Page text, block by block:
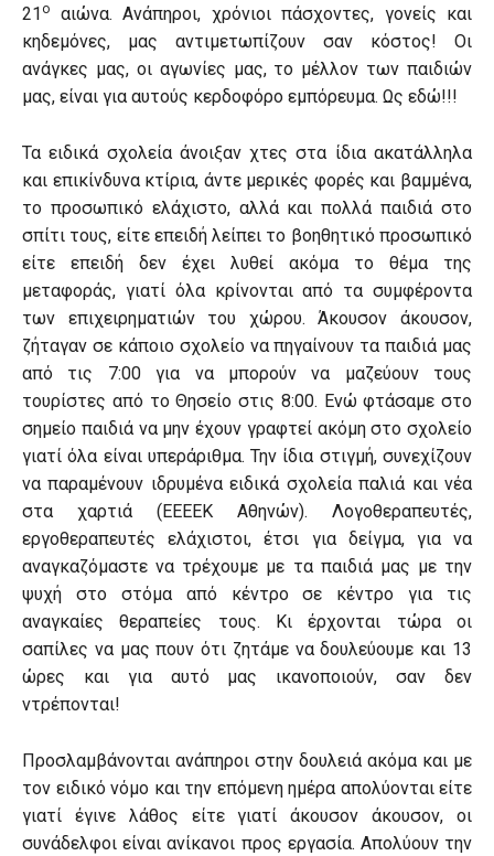
21 ο
αιώνα. Ανάπηροι, χρόνιοι πάσχοντες, γονείς και
κηδεμόνες, μας αντιμετωπίζουν σαν κόστος! Οι
ανάγκες μας, οι αγωνίες μας, το μέλλον των παιδιών
μας, είναι για αυτούς κερδοφόρο εμπόρευμα. Ως εδώ!!!
Τα ειδικά σχολεία άνοιξαν χτες στα ίδια ακατάλληλα
και επικίνδυνα κτίρια, άντε μερικές φορές και βαμμένα,
το προσωπικό ελάχιστο, αλλά και πολλά παιδιά στο
σπίτι τους, είτε επειδή λείπει το βοηθητικό προσωπικό
είτε επειδή δεν έχει λυθεί ακόμα το θέμα της
μεταφοράς, γιατί όλα κρίνονται από τα συμφέροντα
των επιχειρηματιών του χώρου. Άκουσον άκουσον,
ζήταγαν σε κάποιο σχολείο να πηγαίνουν τα παιδιά μας
από τις 7:00 για να μπορούν να μαζεύουν τους
τουρίστες από το Θησείο στις 8:00. Ενώ φτάσαμε στο
σημείο παιδιά να μην έχουν γραφτεί ακόμη στο σχολείο
γιατί όλα είναι υπεράριθμα. Την ίδια στιγμή, συνεχίζουν
να παραμένουν ιδρυμένα ειδικά σχολεία παλιά και νέα
στα χαρτιά (ΕΕΕΕΚ Αθηνών). Λογοθεραπευτές,
εργοθεραπευτές ελάχιστοι, έτσι για δείγμα, για να
αναγκαζόμαστε να τρέχουμε με τα παιδιά μας με την
ψυχή στο στόμα από κέντρο σε κέντρο για τις
αναγκαίες θεραπείες τους. Κι έρχονται τώρα οι
σαπίλες να μας πουν ότι ζητάμε να δουλεύουμε και 13
ώρες και για αυτό μας ικανοποιούν, σαν δεν
ντρέπονται!
Προσλαμβάνονται ανάπηροι στην δουλειά ακόμα και με
τον ειδικό νόμο και την επόμενη ημέρα απολύονται είτε
γιατί έγινε λάθος είτε γιατί άκουσον άκουσον, οι
συνάδελφοι είναι ανίκανοι προς εργασία. Απολύουν την